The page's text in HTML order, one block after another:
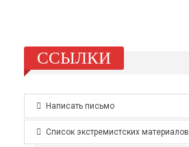
ССЫЛКИ
Написать письмо
Список экстремистских материалов